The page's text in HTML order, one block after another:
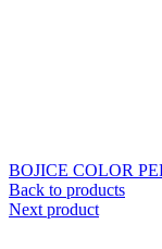
BOJICE COLOR
Back to products
Next product